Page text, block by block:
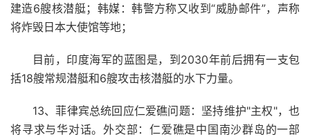
建造6艘核潜艇；韩媒：韩警方称又收到“威胁邮件”，声称
将炸毁日本大使馆等地；
目前，印度海军的蓝图是，到2030年前后拥有一支包
括18艘常规潜艇和6艘攻击核潜艇的水下力量。
13、菲律宾总统回应仁爱礁问题：坚持维护"主权"，也
将寻求与华对话。外交部：仁爱礁是中国南沙群岛的一部